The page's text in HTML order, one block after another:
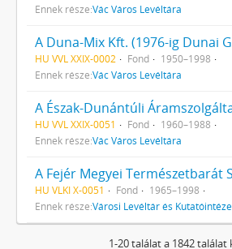
Ennek része:Vác Város Levéltára
HU VVL XXIX-0002 Fond
1950–1998
Ennek része:Vác Város Levéltára
HU VVL XXIX-0051 Fond
1960–1988
Ennek része:Vác Város Levéltára
HU VLKI X-0051 Fond
1965–1998
Ennek része:Városi Levéltár és
1-20 találat a 1842 találat